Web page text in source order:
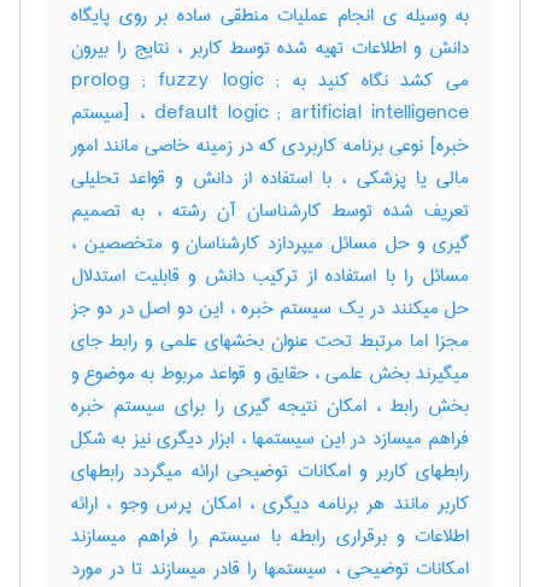
به وسیله ی انجام عملیات منطقی ساده بر روی پایگاه
دانش و اطلاعات تهیه شده توسط کاربر ، نتایج را بیرون
می کشد نگاه کنید به prolog ; fuzzy logic ;
default logic ; artificial intelligence ، [سیستم
خبره] نوعی برنامه کاربردی که در زمینه خاصی مانند امور
مالی یا پزشکی ، با استفاده از دانش و قواعد تحلیلی
تعریف شده توسط کارشناسان آن رشته ، به تصمیم
گیری و حل مسائل میپردازد کارشناسان و متخصصین ،
مسائل را با استفاده از ترکیب دانش و قابلیت استدلال
حل میکنند در یک سیستم خبره ، این دو اصل در دو جز
مجزا اما مرتبط تحت عنوان بخشهای علمی و رابط جای
میگیرند بخش علمی ، حقایق و قواعد مربوط به موضوع و
بخش رابط ، امکان نتیجه گیری را برای سیستم خبره
فراهم میسازد در این سیستمها ، ابزار دیگری نیز به شکل
رابطهای کاربر و امکانات توضیحی ارائه میگردد رابطهای
کاربر مانند هر برنامه دیگری ، امکان پرس وجو ، ارائه
اطلاعات و برقراری رابطه با سیستم را فراهم میسازند
امکانات توضیحی ، سیستمها را قادر میسازند تا در مورد